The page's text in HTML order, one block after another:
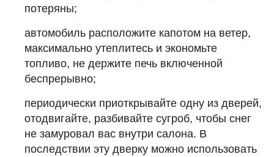
потеряны;
автомобиль расположите капотом на ветер,
максимально утеплитесь и экономьте
топливо, не держите печь включенной
беспрерывно;
периодически приоткрывайте одну из дверей,
отодвигайте, разбивайте сугроб, чтобы снег
не замуровал вас внутри салона. В
последствии эту дверку можно использовать